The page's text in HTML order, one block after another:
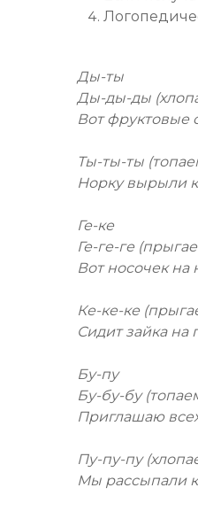
Ды-ты
Ды-ды-ды
Вот фруктовые
Ты-ты-ты
Норку вырыли
Ге-ке
Ге-ге-ге
Вот носочек на
Ке-ке-ке
Сидит зайка на
Бу-пу
Бу-бу-бу
Приглашаю
Пу-пу-пу
Мы рассыпали